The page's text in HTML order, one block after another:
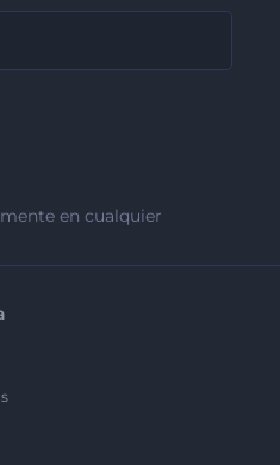
en cualquier